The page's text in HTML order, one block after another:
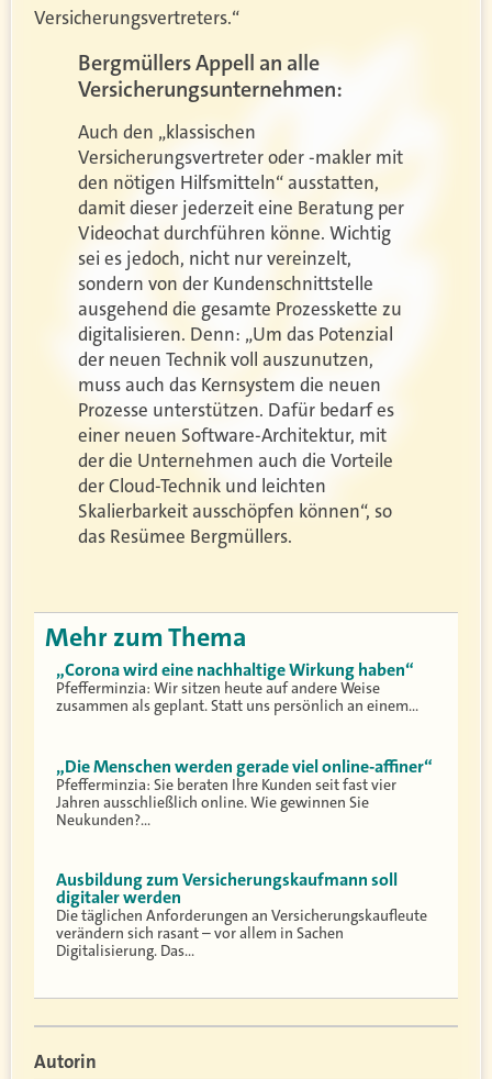
Versicherungsvertreters.“
Bergmüllers Appell an alle
Versicherungsunternehmen:
Auch den „klassischen
Versicherungsvertreter oder -makler mit
den nötigen Hilfsmitteln“ ausstatten,
damit dieser jederzeit eine Beratung per
Videochat durchführen könne. Wichtig
sei es jedoch, nicht nur vereinzelt,
sondern von der Kundenschnittstelle
ausgehend die gesamte Prozesskette zu
digitalisieren. Denn: „Um das Potenzial
der neuen Technik voll auszunutzen,
muss auch das Kernsystem die neuen
Prozesse unterstützen. Dafür bedarf es
einer neuen Software-Architektur, mit
der die Unternehmen auch die Vorteile
der Cloud-Technik und leichten
Skalierbarkeit ausschöpfen können“, so
das Resümee Bergmüllers.
Mehr zum Thema
„Corona wird eine nachhaltige Wirkung haben“
Pfefferminzia: Wir sitzen heute auf andere Weise
zusammen als geplant. Statt uns persönlich an einem…
„Die Menschen werden gerade viel online-affiner“
Pfefferminzia: Sie beraten Ihre Kunden seit fast vier
Jahren ausschließlich online. Wie gewinnen Sie
Neukunden?…
Ausbildung zum Versicherungskaufmann soll
digitaler werden
Die täglichen Anforderungen an Versicherungskaufleute
verändern sich rasant – vor allem in Sachen
Digitalisierung. Das…
Autorin